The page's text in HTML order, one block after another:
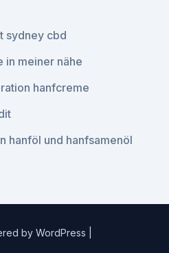
sydney cbd
in meiner nähe
hanfcreme
hanföl und hanfsamenöl
by WordPress